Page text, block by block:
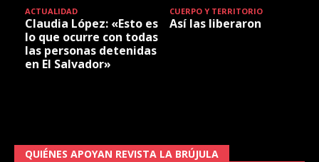
ACTUALIDAD
Claudia López: «Esto es
lo que ocurre con todas
las personas detenidas
en El Salvador»
CUERPO Y TERRITORIO
Así las liberaron
QUIÉNES APOYAN REVISTA LA BRÚJULA